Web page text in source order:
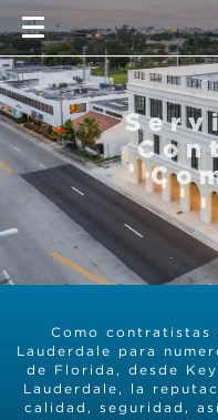
Como contratistas
Lauderdale para
de Florida, desde
Lauderdale, la
calidad, seguridad,